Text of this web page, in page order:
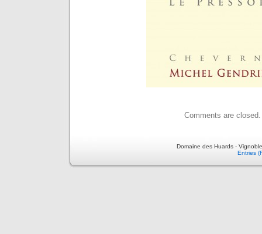
Comments are closed.
Domaine des Huards -
Entries